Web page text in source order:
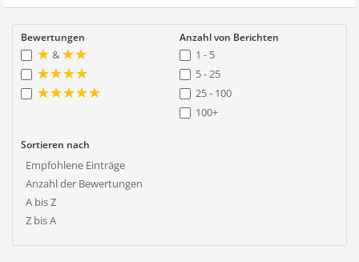
Bewertungen
&
Anzahl von Berichten
1 - 5
5 - 25
25 - 100
100+
Sortieren nach
Empfohlene Einträge
Anzahl der Bewertungen
A bis Z
Z bis A